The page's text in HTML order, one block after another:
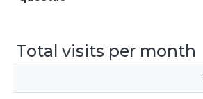
Total visits per month